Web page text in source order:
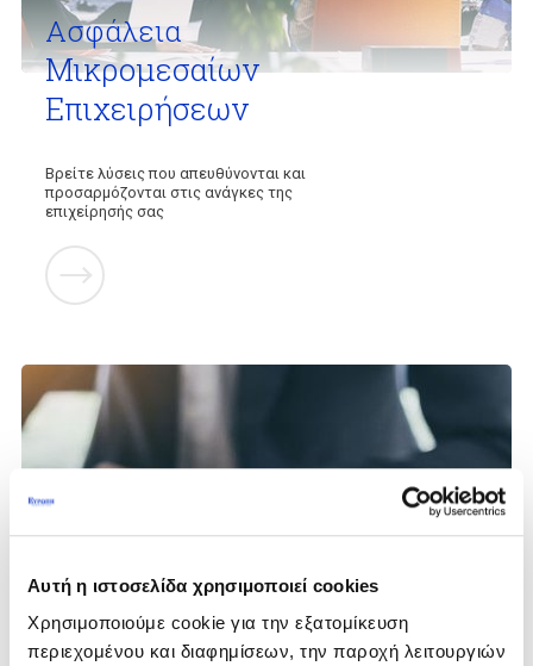
Αυτή η ιστοσελίδα χρησιμοποιεί cookies
Χρησιμοποιούμε cookie για την εξατομίκευση
περιεχομένου και διαφημίσεων, την παροχή λειτουργιών
Ασφάλεια
Μικρομεσαίων
Επιχειρήσεων
Βρείτε λύσεις που απευθύνονται και
προσαρμόζονται στις ανάγκες της
επιχείρησής σας
Ασφάλεια
Επαγγελματικής Ευθύνης